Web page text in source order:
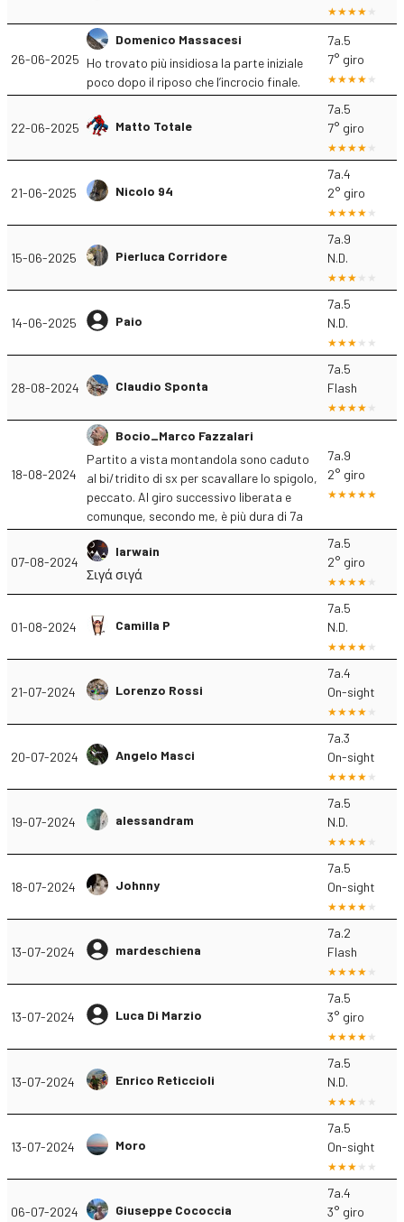
26-06-2025
Domenico Massacesi
Ho trovato più insidiosa la parte iniziale
poco dopo il riposo che l’incrocio finale.
7a.5
7° giro
22-06-2025 Matto Totale
7a.5
7° giro
21-06-2025 Nicolo 94
7a.4
2° giro
15-06-2025 Pierluca Corridore
7a.9
N.D.
14-06-2025 Paio
7a.5
N.D.
28-08-2024 Claudio Sponta
7a.5
Flash
18-08-2024
Bocio_Marco Fazzalari
Partito a vista montandola sono caduto
al bi/tridito di sx per scavallare lo spigolo,
peccato. Al giro successivo liberata e
comunque, secondo me, è più dura di 7a
7a.9
2° giro
07-08-2024
Iarwain
Σιγά σιγά
7a.5
2° giro
01-08-2024 Camilla P
7a.5
N.D.
21-07-2024 Lorenzo Rossi
7a.4
On-sight
20-07-2024 Angelo Masci
7a.3
On-sight
19-07-2024 alessandram
7a.5
N.D.
18-07-2024 Johnny
7a.5
On-sight
13-07-2024 mardeschiena
7a.2
Flash
13-07-2024 Luca Di Marzio
7a.5
3° giro
13-07-2024 Enrico Reticcioli
7a.5
N.D.
13-07-2024 Moro
7a.5
On-sight
06-07-2024 Giuseppe Cococcia
7a.4
3° giro